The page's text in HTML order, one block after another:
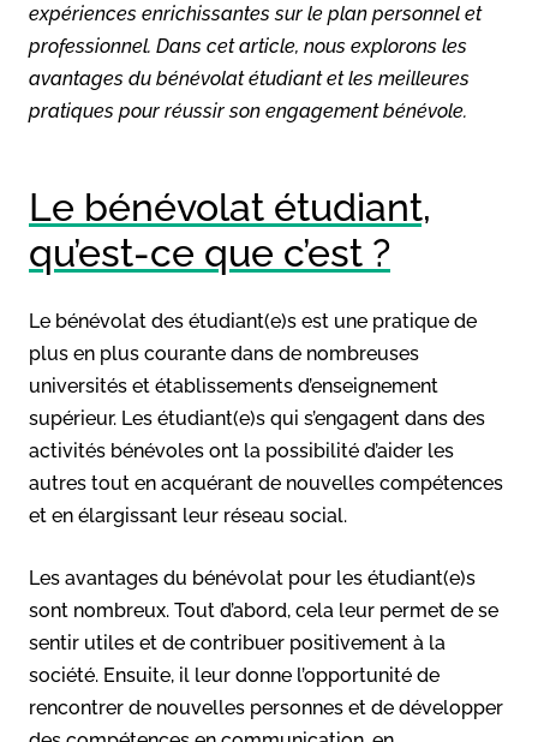
expériences enrichissantes sur le plan personnel et
professionnel. Dans cet article, nous explorons les
avantages du bénévolat étudiant et les meilleures
pratiques pour réussir son engagement bénévole.
Le bénévolat étudiant,
qu’est-ce que c’est ?
Le bénévolat des étudiant(e)s est une pratique de
plus en plus courante dans de nombreuses
universités et établissements d’enseignement
supérieur. Les étudiant(e)s qui s’engagent dans des
activités bénévoles ont la possibilité d’aider les
autres tout en acquérant de nouvelles compétences
et en élargissant leur réseau social.
Les avantages du bénévolat pour les étudiant(e)s
sont nombreux. Tout d’abord, cela leur permet de se
sentir utiles et de contribuer positivement à la
société. Ensuite, il leur donne l’opportunité de
rencontrer de nouvelles personnes et de développer